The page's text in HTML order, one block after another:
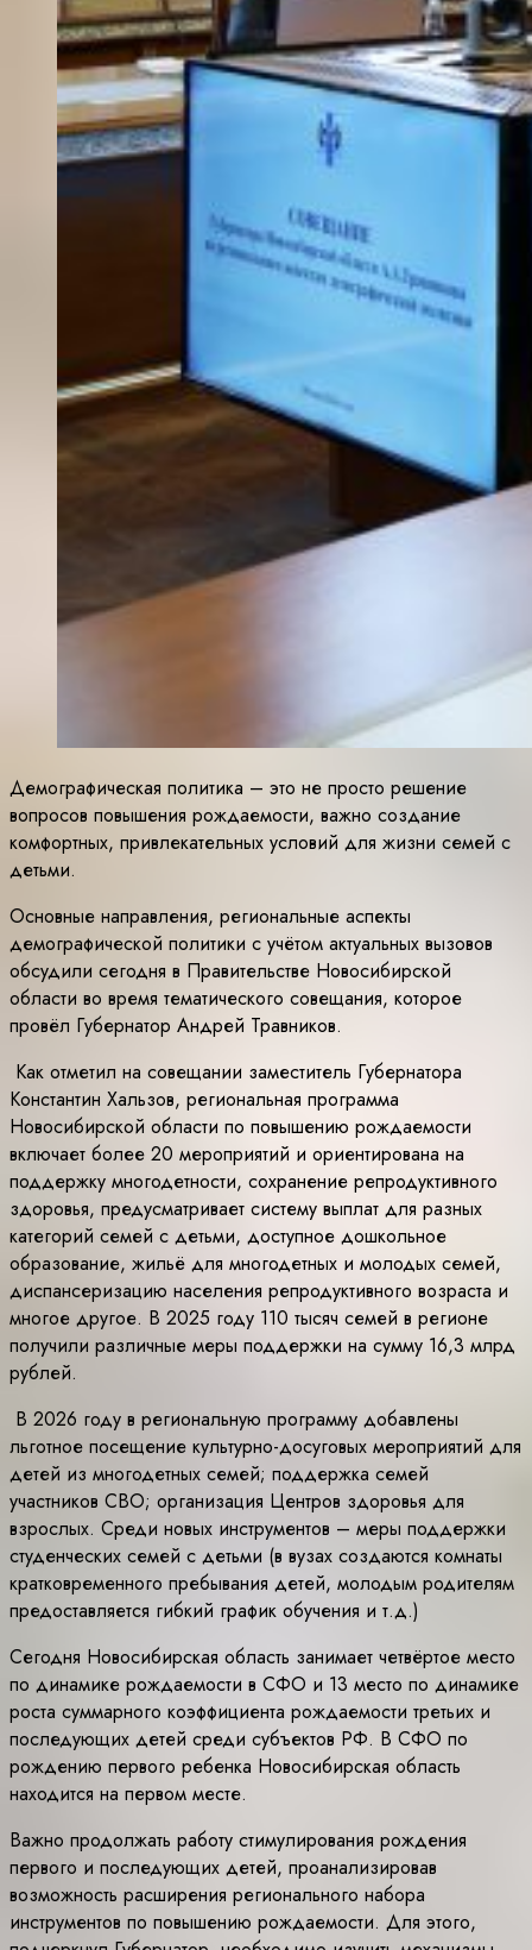
Демографическая политика – это не просто решение
вопросов повышения рождаемости, важно создание
комфортных, привлекательных условий для жизни семей с
детьми.
Основные направления, региональные аспекты
демографической политики с учётом актуальных вызовов
обсудили сегодня в Правительстве Новосибирской
области во время тематического совещания, которое
провёл Губернатор Андрей Травников.
Как отметил на совещании заместитель Губернатора
Константин Хальзов, региональная программа
Новосибирской области по повышению рождаемости
включает более 20 мероприятий и ориентирована на
поддержку многодетности, сохранение репродуктивного
здоровья, предусматривает систему выплат для разных
категорий семей с детьми, доступное дошкольное
образование, жильё для многодетных и молодых семей,
диспансеризацию населения репродуктивного возраста и
многое другое. В 2025 году 110 тысяч семей в регионе
получили различные меры поддержки на сумму 16,3 млрд
рублей.
В 2026 году в региональную программу добавлены
льготное посещение культурно-досуговых мероприятий для
детей из многодетных семей; поддержка семей
участников СВО; организация Центров здоровья для
взрослых. Среди новых инструментов – меры поддержки
студенческих семей с детьми (в вузах создаются комнаты
кратковременного пребывания детей, молодым родителям
предоставляется гибкий график обучения и т.д.)
Сегодня Новосибирская область занимает четвёртое место
по динамике рождаемости в СФО и 13 место по динамике
роста суммарного коэффициента рождаемости третьих и
последующих детей среди субъектов РФ. В СФО по
рождению первого ребенка Новосибирская область
находится на первом месте.
Важно продолжать работу стимулирования рождения
первого и последующих детей, проанализировав
возможность расширения регионального набора
инструментов по повышению рождаемости. Для этого,